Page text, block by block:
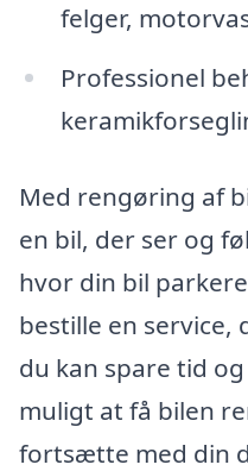
felger,
Professionel
Med rengøring af
en bil, der ser og
hvor din bil
bestille en service,
du kan spare tid
muligt at få bilen
fortsætte med din